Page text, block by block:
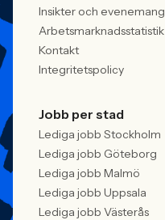
Insikter och evenemang
Arbetsmarknadsstatistik
Kontakt
Integritetspolicy
Jobb per stad
Lediga jobb Stockholm
Lediga jobb Göteborg
Lediga jobb Malmö
Lediga jobb Uppsala
Lediga jobb Västerås